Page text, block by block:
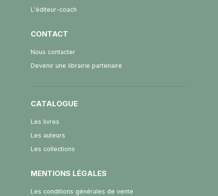
L'éditeur-coach
CONTACT
Nous contacter
Devenir une librairie partenaire
CATALOGUE
Les livres
Les auteurs
Les collections
MENTIONS LÉGALES
Les conditions générales de vente